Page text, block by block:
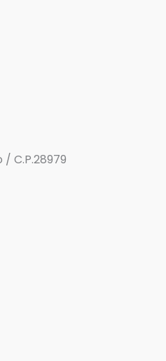
C.P.28979